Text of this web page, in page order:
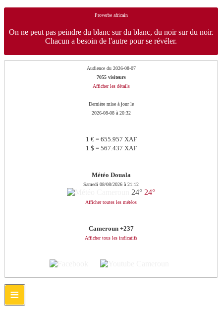
Proverbe africain
On ne peut pas peindre du blanc sur du blanc, du noir sur du noir.
Chacun a besoin de l'autre pour se révéler.
Audience du 2026-08-07
7055 visiteurs
Afficher les détails
Dernière mise à jour le
2026-08-08 à 20:32
1 € = 655.957 XAF
1 $ = 567.437 XAF
Météo Douala
Samedi 08/08/2026 à 21:12
24° 24°
Afficher toutes les météos
Cameroun +237
Afficher tous les indicatifs
≡